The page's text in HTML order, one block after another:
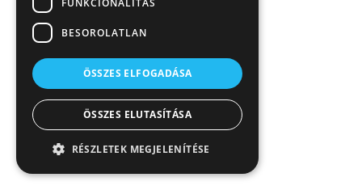
BESOROLATLAN
ÖSSZES ELFOGADÁSA
ÖSSZES ELUTASÍTÁSA
RÉSZLETEK MEGJELENÍTÉSE